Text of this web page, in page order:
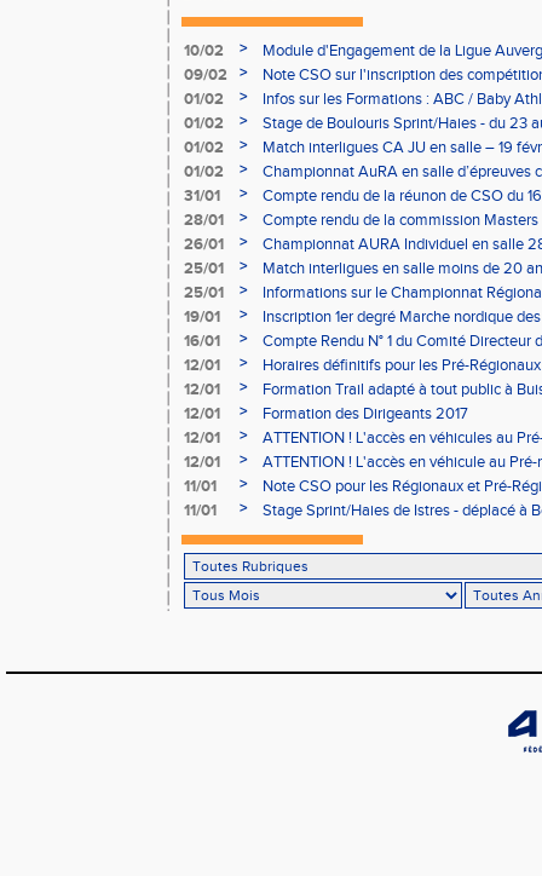
10/02 >
Module d'Engagement de la Ligue
09/02
>
Note CSO sur l'inscription des
01/02
>
Infos sur les Formations : ABC / Baby
01/02
>
Stage de Boulouris Sprint/Haies - du 23
01/02
>
Match interligues CA JU en salle – 19
01/02
>
Championnat AuRA en salle d’épreuves
- le 12 février
31/01 >
Compte rendu de la réunon de CSO du
28/01
>
Compte rendu de la commission
à Bourgoin
26/01 >
Championnat AURA Individuel en salle
25/01
>
Match interligues en salle moins de 20
25/01
>
Informations sur le Championnat
05/02
19/01 >
Inscription 1er degré Marche nordique
03/02 (sous condition)
16/01 >
Compte Rendu N° 1 du Comité Directeur
12/01
>
Horaires définitifs pour les Pré-
Aubière
12/01 >
Formation Trail adapté à tout public à
12/01
>
Formation des Dirigeants 2017
12/01
>
ATTENTION ! L'accès en véhicules au
Bains sera réglementé
12/01 >
ATTENTION ! L'accès en véhicule au
Bains sera réglementé
11/01 >
Note CSO pour les Régionaux et Pré-
11/01
> Stage Sprint/Haies de Istres - déplacé à